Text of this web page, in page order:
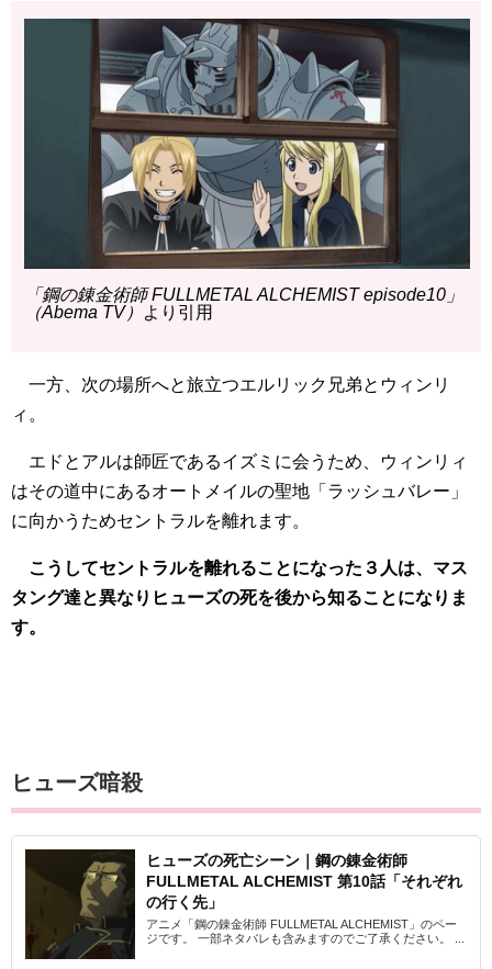
「鋼の錬金術師 FULLMETAL ALCHEMIST episode10」
（Abema TV）
より引用
一方、次の場所へと旅立つエルリック兄弟とウィンリ
ィ。
エドとアルは師匠であるイズミに会うため、ウィンリィ
はその道中にあるオートメイルの聖地「ラッシュバレー」
に向かうためセントラルを離れます。
こうしてセントラルを離れることになった３人は、マス
タング達と異なりヒューズの死を後から知ることになりま
す。
ヒューズ暗殺
ヒューズの死亡シーン｜鋼の錬金術師
FULLMETAL ALCHEMIST 第10話「それぞれ
の行く先」
アニメ「鋼の錬金術師 FULLMETAL ALCHEMIST」のペー
ジです。 一部ネタバレも含みますのでご了承ください。 ...